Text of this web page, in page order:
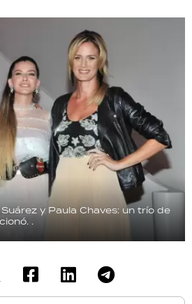
y Paula Chaves: un trío de
.